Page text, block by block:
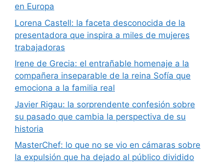
en Europa
Lorena Castell: la faceta desconocida de la
presentadora que inspira a miles de mujeres
trabajadoras
Irene de Grecia: el entrañable homenaje a la
compañera inseparable de la reina Sofía que
emociona a la familia real
Javier Rigau: la sorprendente confesión sobre
su pasado que cambia la perspectiva de su
historia
MasterChef: lo que no se vio en cámaras sobre
la expulsión que ha dejado al público dividido